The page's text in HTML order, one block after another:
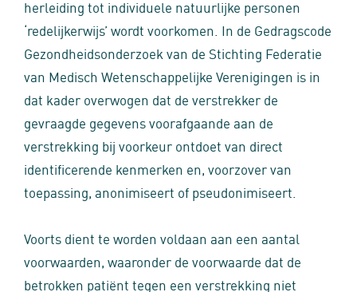
herleiding tot individuele natuurlijke personen
‘redelijkerwijs’ wordt voorkomen. In de Gedragscode
Gezondheidsonderzoek van de Stichting Federatie
van Medisch Wetenschappelijke Verenigingen is in
dat kader overwogen dat de verstrekker de
gevraagde gegevens voorafgaande aan de
verstrekking bij voorkeur ontdoet van direct
identificerende kenmerken en, voorzover van
toepassing, anonimiseert of pseudonimiseert.
Voorts dient te worden voldaan aan een aantal
voorwaarden, waaronder de voorwaarde dat de
betrokken patiënt tegen een verstrekking niet